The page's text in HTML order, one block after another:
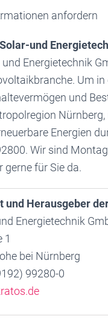
anfordern
und
und Energietechnik
Um
und
Energien
Wir sind
gerne für Sie da.
und Herausgeber
Energietechnik
1
bei Nürnberg
99280-0